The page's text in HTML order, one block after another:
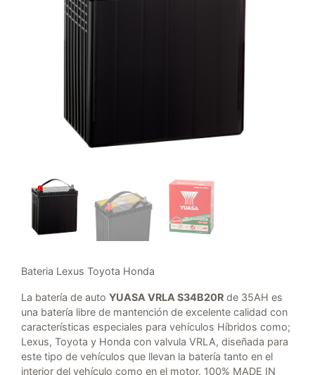
Bateria Lexus Toyota Honda
La batería de auto YUASA VRLA S34B20R de 35AH es
una batería libre de mantención de excelente calidad con
características especiales para vehículos Híbridos como;
Lexus, Toyota y Honda con valvula VRLA, diseñada para
este tipo de vehículos que llevan la batería tanto en el
interior del vehículo como en el motor. 100% MADE IN